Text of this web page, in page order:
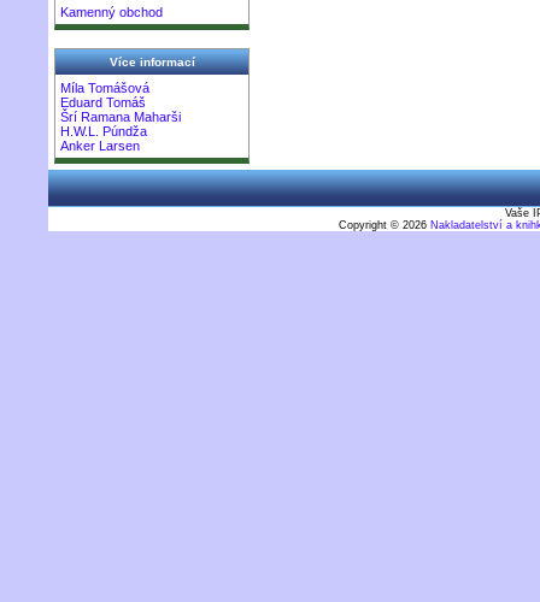
Kamenný obchod
Více informací
Míla Tomášová
Eduard Tomáš
Šrí Ramana Maharši
H.W.L. Púndža
Anker Larsen
Vaše
Copyright © 2026 Nakladatelství a